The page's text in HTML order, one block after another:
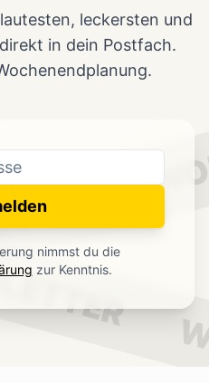
leckersten und
in dein Postfach.
nimmst du die
zur Kenntnis.